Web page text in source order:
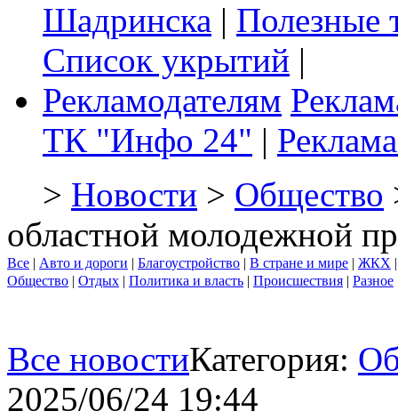
Шадринска | Полезные
Список укрытий |
Рекламодателям
ТК "Инфо 24" |
> Новости > Общество
областной молодежной
Все | Авто и дороги | Благоустройство | В стране и мире | ЖКХ
Общество | Отдых | Политика и власть | Происшествия | Разное
Все новостиКатегория:
2025/06/24 19:44